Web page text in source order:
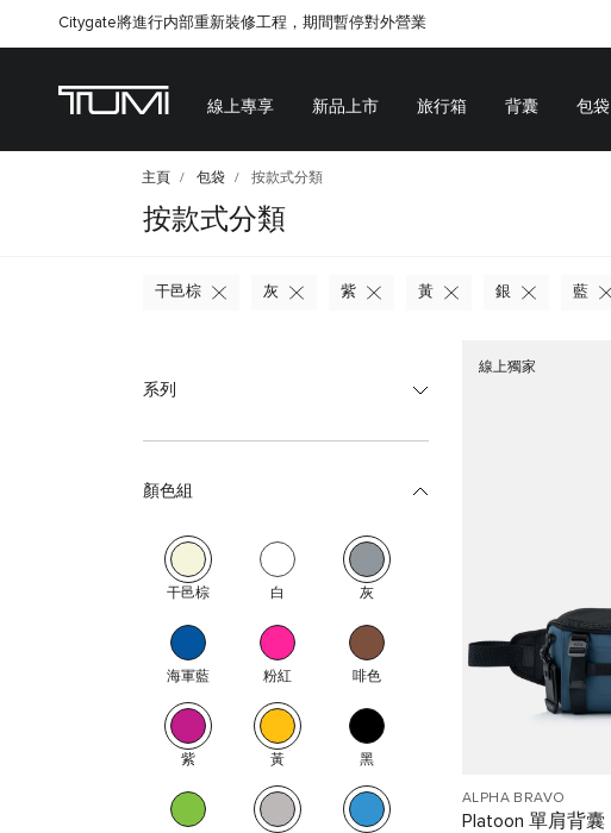
Citygate將進行内部重新裝修工程，期間暫停對外營業
線上專享 新品上市 旅行箱 背囊 包袋
主頁 包袋 按款式分類
按款式分類
干邑棕 灰 紫 黃 銀 藍
系列
顏色組
干邑棕 白 灰
海軍藍 粉紅 啡色
紫 黃 黑
線上獨家
ALPHA BRAVO
Platoon 單肩背囊